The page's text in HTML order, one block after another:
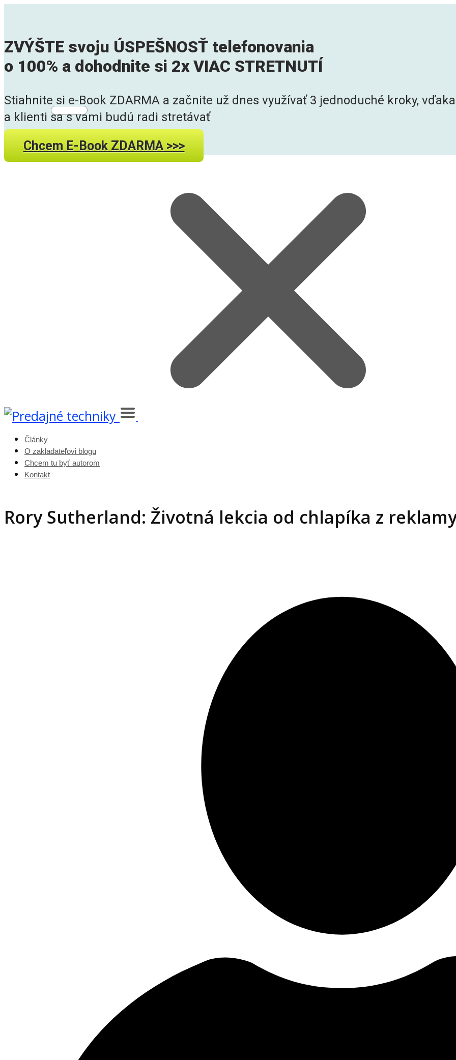
ZVÝŠTE svoju ÚSPEŠNOSŤ telefonovania
o 100% a dohodnite si 2x VIAC STRETNUTÍ
Stiahnite si e-Book ZDARMA a začnite už dnes využívať 3 jednoduché kroky,
a klienti sa s vami budú radi stretávať
Chcem E-Book ZDARMA >>>
Články
O zakladateľovi blogu
Chcem tu byť autorom
Kontakt
Rory Sutherland: Životná lekcia od chlapíka z